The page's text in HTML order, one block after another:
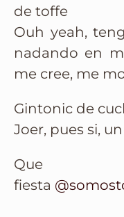
de toffe
Ouh yeah,
nadando en
me cree, me
Gintonic de
Joer, pues si,
fiesta